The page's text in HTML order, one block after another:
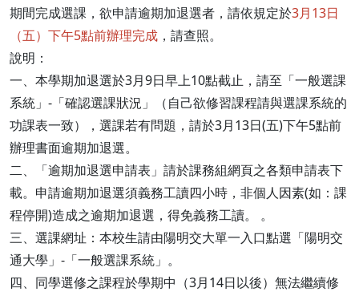
期間完成選課，欲申請逾期加退選者，請依規定於3月13日
（五）下午5點前辦理完成 ，請查照。
說明：
一、本學期加退選於3月9日早上10點截止，請至「一般選課
系統」-「確認選課狀況」（自己欲修習課程請與選課系統的
功課表一致），選課若有問題，請於3月13日(五)下午5點前
辦理書面逾期加退選。
二、「逾期加退選申請表」請於課務組網頁之各類申請表下
載。申請逾期加退選須義務工讀四小時，非個人因素(如：課
程停開)造成之逾期加退選，得免義務工讀。 。
三、選課網址：本校生請由陽明交大單一入口點選「陽明交
通大學」-「一般選課系統」。
四、同學選修之課程於學期中（3月14日以後）無法繼續修